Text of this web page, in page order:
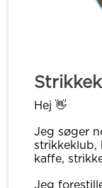
Hej 👋
Jeg søger
strikkeklub,
kaffe,
Jeg